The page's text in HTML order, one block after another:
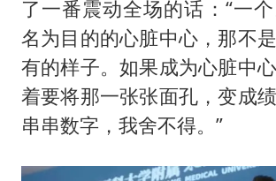
了一番震动全场的话：“一
名为目的的心脏中心，那不
有的样子。如果成为心脏中
着要将那一张张面孔，变成
串串数字，我舍不得。”